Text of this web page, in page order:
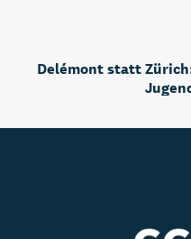
Delémont statt